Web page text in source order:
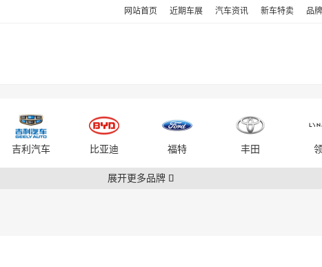
网站首页 近期车展 汽车资讯 新车特卖 品
吉利汽车 比亚迪 福特 丰田
展开更多品牌